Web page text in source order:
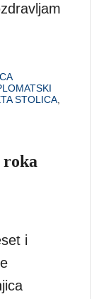
STOLICA,
roka
i